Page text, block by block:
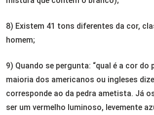
8) Existem 41 tons diferentes da cor,
homem;
9) Quando se pergunta: “qual é a cor do
maioria dos americanos ou ingleses
corresponde ao da pedra ametista. Já
ser um vermelho luminoso, levemente